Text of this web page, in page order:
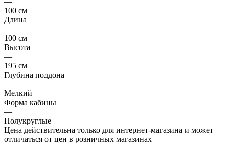
100 см
Длина
—
100 см
Высота
—
195 см
Глубина поддона
—
Мелкий
Форма кабины
—
Полукруглые
Цена действительна только для интернет-магазина и может
отличаться от цен в розничных магазинах